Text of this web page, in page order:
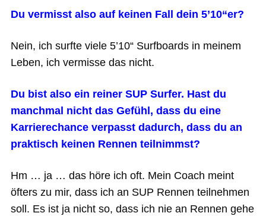
Du vermisst also auf keinen Fall dein 5’10“er?
Nein, ich surfte viele 5’10“ Surfboards in meinem
Leben, ich vermisse das nicht.
Du bist also ein reiner SUP Surfer. Hast du
manchmal nicht das Gefühl, dass du eine
Karrierechance verpasst dadurch, dass du an
praktisch keinen Rennen teilnimmst?
Hm … ja … das höre ich oft. Mein Coach meint
öfters zu mir, dass ich an SUP Rennen teilnehmen
soll. Es ist ja nicht so, dass ich nie an Rennen gehe